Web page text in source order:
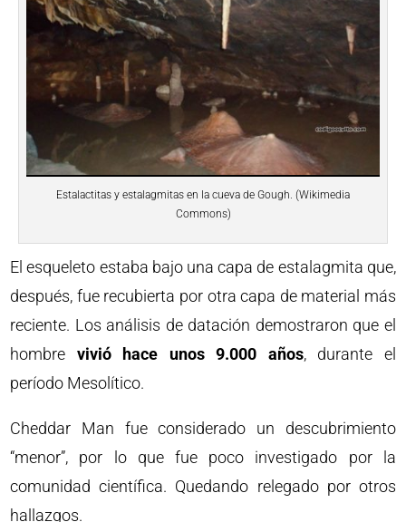
Estalactitas y estalagmitas en la cueva de Gough. (Wikimedia
Commons)
El esqueleto estaba bajo una capa de estalagmita que,
después, fue recubierta por otra capa de material más
reciente. Los análisis de datación demostraron que el
hombre vivió hace unos 9.000 años, durante el
período Mesolítico.
Cheddar Man fue considerado un descubrimiento
“menor”, por lo que fue poco investigado por la
comunidad científica. Quedando relegado por otros
hallazgos.